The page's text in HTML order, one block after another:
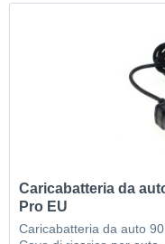
Caricabatteria da
Pro EU
Caricabatteria da auto